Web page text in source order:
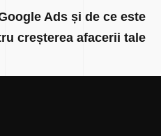
Ads și de ce este
creșterea afacerii tale